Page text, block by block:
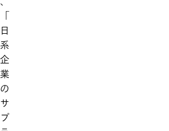
「
日
系
企
業
の
サ
プ